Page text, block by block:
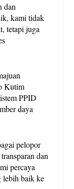
dan
kami tidak
tetapi juga
Kutim
PPID
daya
pelopor
dan
percaya
lebih baik ke